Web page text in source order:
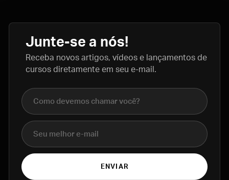
Junte-se a nós!
Receba novos artigos, vídeos e lançamentos de
cursos diretamente em seu e-mail.
Nome completo
E-mail
ENVIAR